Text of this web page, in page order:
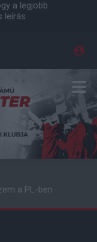
a legjobb
leírás
a PL-ben